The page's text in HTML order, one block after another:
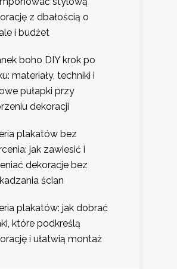
z dbałością o
i budżet
boho DIY krok po
materiały, techniki i
pułapki przy
dekoracji
plakatów bez
jak zawiesić i
dekoracje bez
ścian
plakatów: jak dobrać
które podkreślą
i ułatwią montaż